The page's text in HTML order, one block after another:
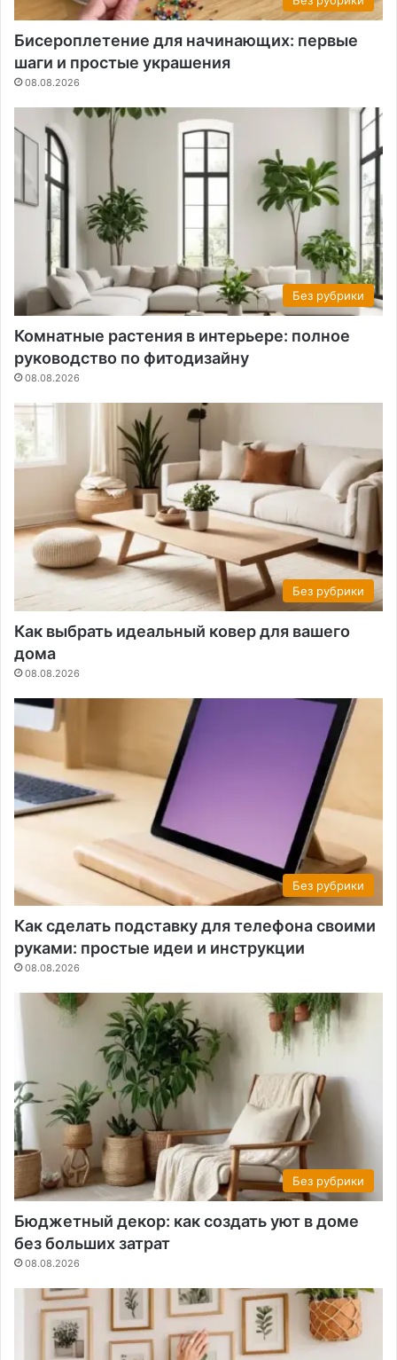
Бисероплетение для начинающих: первые
шаги и простые украшения
08.08.2026
Без рубрики
Комнатные растения в интерьере: полное
руководство по фитодизайну
08.08.2026
Без рубрики
Как выбрать идеальный ковер для вашего
дома
08.08.2026
Без рубрики
Как сделать подставку для телефона своими
руками: простые идеи и инструкции
08.08.2026
Без рубрики
Бюджетный декор: как создать уют в доме
без больших затрат
08.08.2026